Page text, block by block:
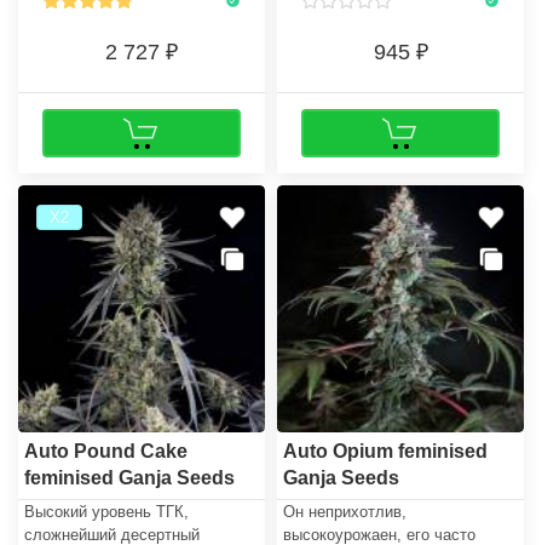
2 727 945
Х2
Auto Pound Cake
feminised Ganja Seeds
Высокий уровень ТГК,
сложнейший десертный
Auto Opium feminised
Ganja Seeds
Он неприхотлив,
высокоурожаен, его часто